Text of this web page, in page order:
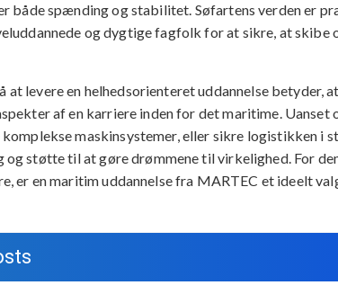
både spænding og stabilitet. Søfartens verden er
og dygtige fagfolk for at sikre, at skibe
at levere en helhedsorienteret uddannelse betyder,
af en karriere inden for det maritime. Uanset
maskinsystemer, eller sikre logistikken i
støtte til at gøre drømmene til virkelighed. For
er en maritim uddannelse fra MARTEC et ideelt